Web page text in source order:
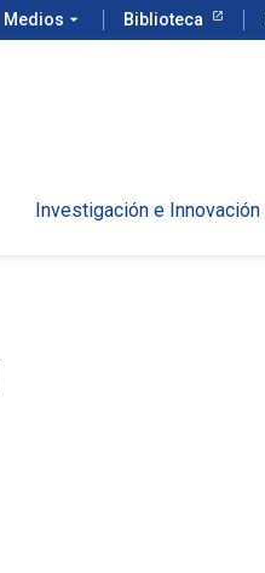
Medios arrow_drop_down Biblioteca
Investigación e Innovación